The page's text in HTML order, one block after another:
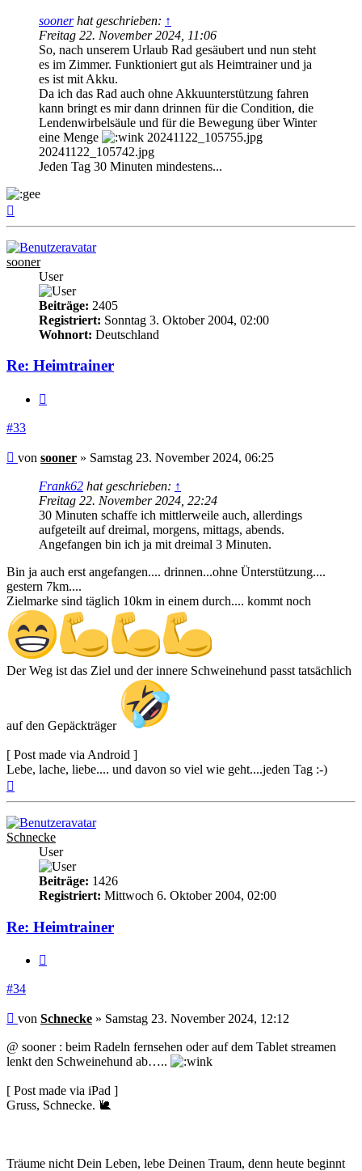
soonerhat geschrieben: ↑
Freitag 22. November 2024, 11:06
So, nach unserem Urlaub Rad gesäubert und nun steht
es im Zimmer. Funktioniert gut als Heimtrainer und ja
es ist mit Akku.
Da ich das Rad auch ohne Akkuunterstützung fahren
kann bringt es mir dann drinnen für die Condition, die
Lendenwirbelsäule und für die Bewegung über Winter
eine Menge
20241122_105755.jpg
20241122_105742.jpg
Jeden Tag 30 Minuten mindestens...
sooner
User
Beiträge: 2405
Registriert: Sonntag 3. Oktober 2004, 02:00
Wohnort: Deutschland
Re: Heimtrainer
#33
Beitrag
von sooner » Samstag 23. November 2024, 06:25
Frank62 hat geschrieben: ↑
Freitag 22. November 2024, 22:24
30 Minuten schaffe ich mittlerweile auch, allerdings
aufgeteilt auf dreimal, morgens, mittags, abends.
Angefangen bin ich ja mit dreimal 3 Minuten.
Bin ja auch erst angefangen.... drinnen...ohne Ünterstützung....
gestern 7km....
Zielmarke sind täglich 10km in einem durch.... kommt noch
Der Weg ist das Ziel und der innere Schweinehund passt tatsächlich
auf den Gepäckträger
[ Post made via Android ]
Lebe, lache, liebe.... und davon so viel wie geht....jeden Tag :-)
Schnecke
User
Beiträge: 1426
Registriert: Mittwoch 6. Oktober 2004, 02:00
Re: Heimtrainer
#34
Beitrag
von Schnecke » Samstag 23. November 2024, 12:12
@ sooner : beim Radeln fernsehen oder auf dem Tablet streamen
lenkt den Schweinehund ab…..
[ Post made via iPad ]
Gruss, Schnecke. 🐌
Träume nicht Dein Leben, lebe Deinen Traum, denn heute beginnt